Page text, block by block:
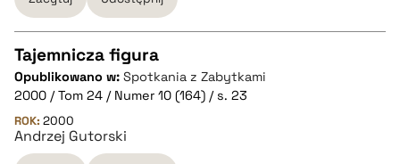
CZYSTY TEKST
pobierz cytat
Tajemnicza figura
Opublikowano w: Spotkania z Zabytkami
2000 / Tom 24 / Numer 10 (164) / s. 23
ROK: 2000
Andrzej Gutorski